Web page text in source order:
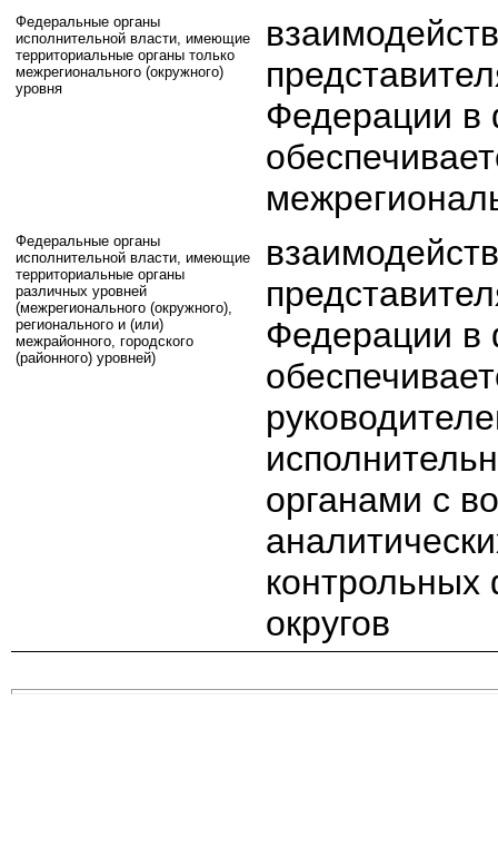
Федеральные органы
исполнительной власти, имеющие
территориальные органы только
межрегионального (окружного)
уровня
Федерации в
Федеральные органы
исполнительной власти, имеющие
территориальные органы
различных уровней
(межрегионального (окружного),
регионального и (или)
межрайонного, городского
(районного) уровней)
Федерации в
органами с
округов